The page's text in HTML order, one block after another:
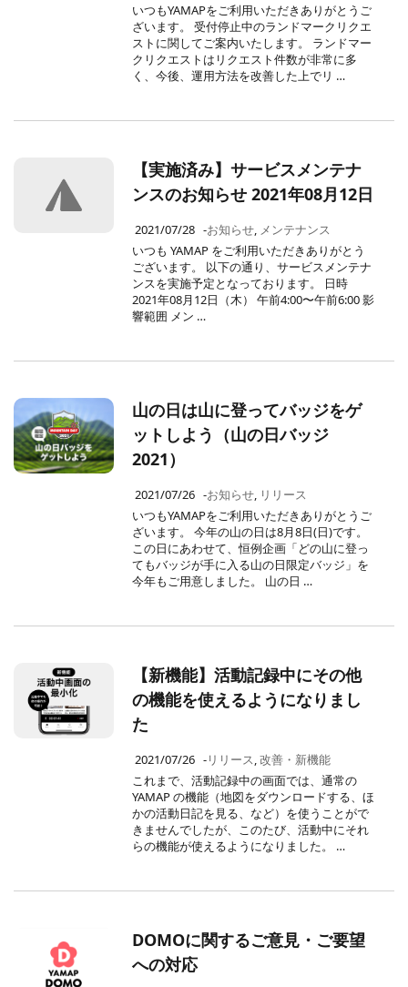
いつもYAMAPをご利用いただきありがとうご
ざいます。 受付停止中のランドマークリクエ
ストに関してご案内いたします。 ランドマー
クリクエストはリクエスト件数が非常に多
く、今後、運用方法を改善した上でリ …
【実施済み】サービスメンテナ
ンスのお知らせ 2021年08月12日
2021/07/28 -お知らせ, メンテナンス
いつも YAMAP をご利用いただきありがとう
ございます。 以下の通り、サービスメンテナ
ンスを実施予定となっております。 日時
2021年08月12日（木） 午前4:00〜午前6:00 影
響範囲 メン …
山の日は山に登ってバッジをゲ
ットしよう（山の日バッジ
2021）
2021/07/26 -お知らせ, リリース
いつもYAMAPをご利用いただきありがとうご
ざいます。 今年の山の日は8月8日(日)です。
この日にあわせて、恒例企画「どの山に登っ
てもバッジが手に入る山の日限定バッジ」を
今年もご用意しました。 山の日 …
【新機能】活動記録中にその他
の機能を使えるようになりまし
た
2021/07/26 -リリース,改善・新機能
これまで、活動記録中の画面では、通常の
YAMAP の機能（地図をダウンロードする、ほ
かの活動日記を見る、など）を使うことがで
きませんでしたが、このたび、活動中にそれ
らの機能が使えるようになりました。 …
DOMOに関するご意見・ご要望
への対応